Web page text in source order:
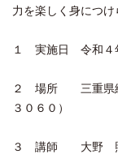
力を楽しく身につけ
１ 実施日 令和４
２ 場所 三重県総
３０６０）
３ 講師 大野 照